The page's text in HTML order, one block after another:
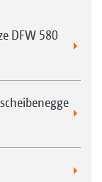
DFW 580